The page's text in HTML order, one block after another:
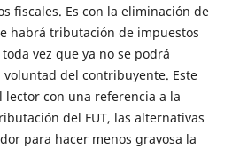
fiscales. Es con la eliminación de
habrá tributación de impuestos
vez que ya no se podrá
del contribuyente. Este
con una referencia a la
del FUT, las alternativas
para hacer menos gravosa la